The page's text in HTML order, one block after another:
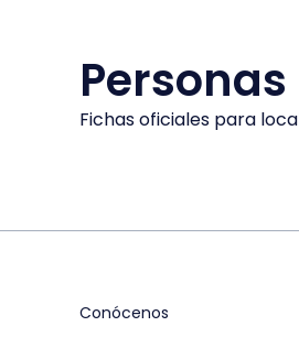
Fichas oficiales para
Conócenos